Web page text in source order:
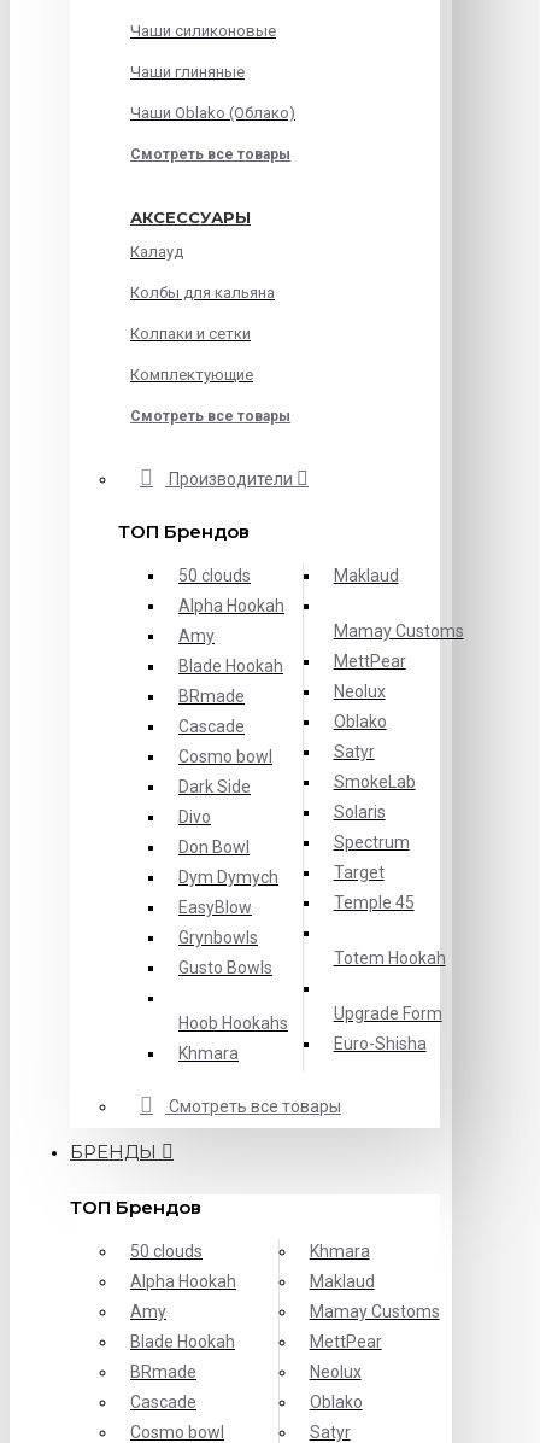
Чаши силиконовые
Чаши глиняные
Чаши Oblako (Облако)
Смотреть все товары
АКСЕССУАРЫ
Калауд
Колбы для кальяна
Колпаки и сетки
Комплектующие
Смотреть все товары
Производители
ТОП Брендов
50 clouds
Alpha Hookah
Amy
Blade Hookah
BRmade
Cascade
Cosmo bowl
Dark Side
Divo
Don Bowl
Dym Dymych
EasyBlow
Grynbowls
Gusto Bowls
Hoob Hookahs
Khmara
Maklaud
Mamay Customs
MettPear
Neolux
Oblako
Satyr
SmokeLab
Solaris
Spectrum
Target
Temple 45
Totem Hookah
Upgrade Form
Еuro-Shisha
Смотреть все товары
БРЕНДЫ
ТОП Брендов
50 clouds
Alpha Hookah
Amy
Blade Hookah
BRmade
Cascade
Cosmo bowl
Khmara
Maklaud
Mamay Customs
MettPear
Neolux
Oblako
Satyr